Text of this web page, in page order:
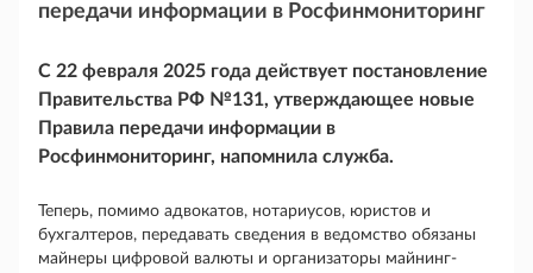
передачи информации в Росфинмониторинг
С 22 февраля 2025 года действует постановление
Правительства РФ №131, утверждающее новые
Правила передачи информации в
Росфинмониторинг, напомнила служба.
Теперь, помимо адвокатов, нотариусов, юристов и
бухгалтеров, передавать сведения в ведомство обязаны
майнеры цифровой валюты и организаторы майнинг-